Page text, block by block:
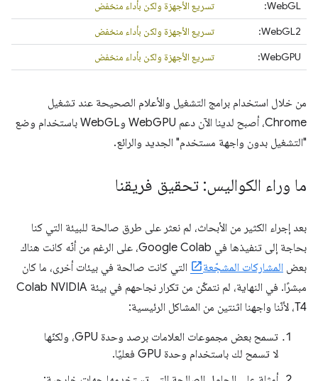
WebGL:
تسريع الأجهزة ولكن بأداء منخفض
‫WebGL2:
تسريع الأجهزة ولكن بأداء منخفض
WebGPU:
تسريع الأجهزة ولكن بأداء منخفض
من خلال استخدام برامج التشغيل والأعلام الصحيحة عند تشغيل
Chrome، أصبح لدينا الآن دعم WebGPU وWebGL باستخدام وضع
"التشغيل بدون واجهة مستخدم" الجديد والرائع.
ما وراء الكواليس: تحقيق فريقنا
بعد إجراء الكثير من الأبحاث، لم نعثر على طرق صالحة للبيئة التي كنا
بحاجة إلى تنفيذها في Google Colab، على الرغم من أنّه كانت هناك
بعض المشاركات المشجّعة
التي كانت صالحة في بيئات أخرى، ما كان
مبشرًا. في النهاية، لم نتمكّن من تكرار نجاحهم في بيئة Colab NVIDIA
T4، لأنّنا واجهنا اثنتين من المشاكل الرئيسية:
تسمح بعض مجموعات العلامات برصد وحدة GPU، ولكنّها
لا تسمح لك باستخدام وحدة GPU فعليًا.